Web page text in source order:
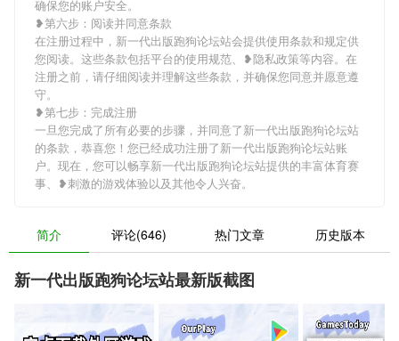
确保您的账户安全。
❥第六步：阅读并同意条款
在注册过程中，新一代出版跑狗论坛站会提供使用条款和规定供
您阅读。这些条款包括平台的使用规范、❥隐私政策等内容。在
注册之前，请仔细阅读并理解这些条款，并确保您同意并愿意遵
守。
❥第七步：完成注册
一旦您完成了所有必要的步骤，并同意了新一代出版跑狗论坛站
的条款，恭喜您！您已经成功注册了新一代出版跑狗论坛站账
户。现在，您可以畅享新一代出版跑狗论坛站提供的丰富体育赛
事、❥刺激的游戏体验以及其他令人兴奋。
简介 评论(646) 热门文章 历史版本
新一代出版跑狗论坛站最新版截图